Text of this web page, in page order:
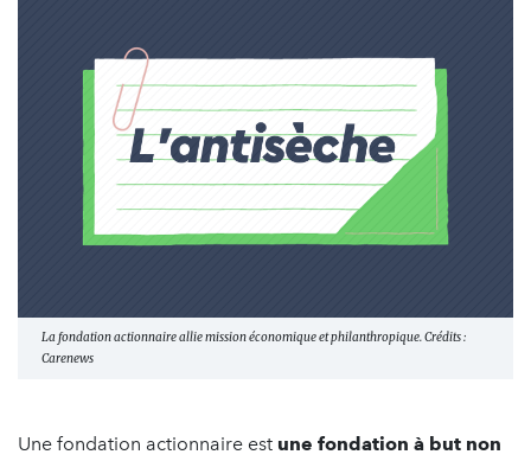
La fondation actionnaire allie mission économique et philanthropique. Crédits :
Carenews
Une fondation actionnaire est une fondation à but non